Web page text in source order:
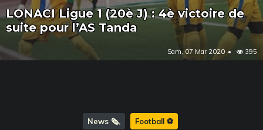
LONACI Ligue 1 (20è J) : 4è victoire de
suite pour l’AS Tanda
Sam, 07 Mar 2020 395
News 🗞️ Football ⚽️